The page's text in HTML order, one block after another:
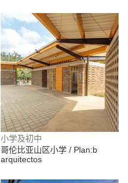
小学及初中
哥伦比亚山区小学 / Plan:b
arquitectos